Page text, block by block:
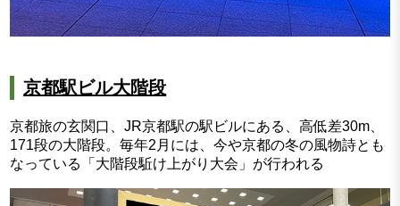
京都駅ビル大階段
京都旅の玄関口、JR京都駅の駅ビルにある、高低差30m、
171段の大階段。毎年2月には、今や京都の冬の風物詩とも
なっている「大階段駈け上がり大会」が行われる